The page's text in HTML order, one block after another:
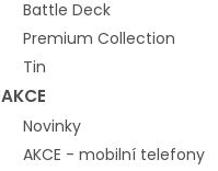
Battle Deck
Premium Collection
Tin
AKCE
Novinky
AKCE - mobilní telefony